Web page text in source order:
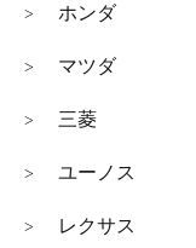
> ホンダ
> マツダ
> 三菱
> ユーノス
> レクサス